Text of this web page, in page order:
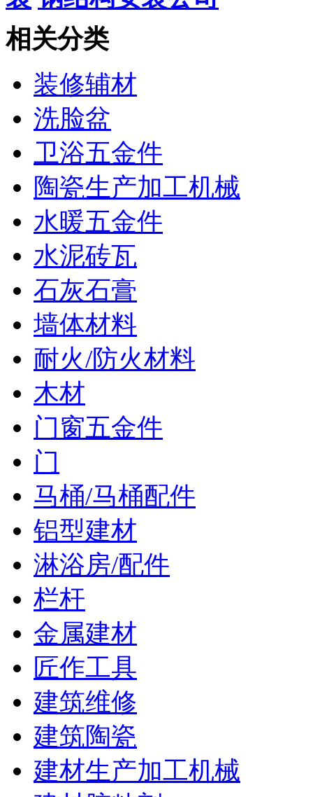
相关分类
装修辅材
洗脸盆
卫浴五金件
陶瓷生产加工机械
水暖五金件
水泥砖瓦
石灰石膏
墙体材料
耐火/防火材料
木材
门窗五金件
门
马桶/马桶配件
铝型建材
淋浴房/配件
栏杆
金属建材
匠作工具
建筑维修
建筑陶瓷
建材生产加工机械